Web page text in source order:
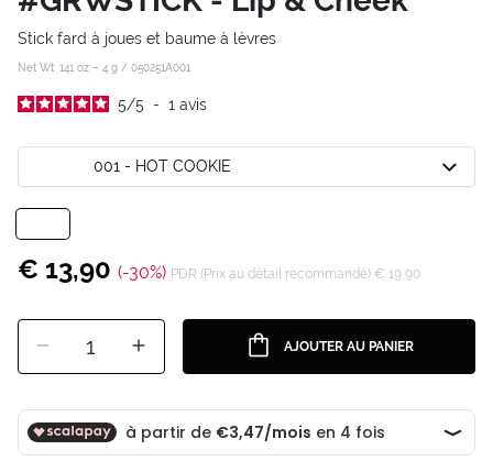
Stick fard à joues et baume à lèvres
Net Wt .141 oz – 4 g / 050251A001
5/5 - 1 avis
001 - HOT COOKIE
€ 13,90 (-30%) PDR (Prix au détail recommandé) € 19,90
1 AJOUTER AU PANIER